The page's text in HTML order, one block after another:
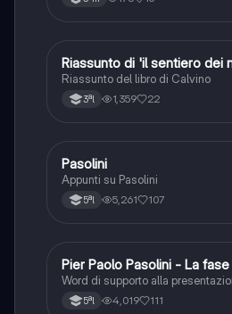
Italiano
Riassunto di 'il sentiero dei
Riassunto del libro di Calvino
3ªl 1,359 22
Italiano
Pasolini
Appunti su Pasolini
5ªl 5,261 107
Italiano
Pier Paolo Pasolini - La
Word di supporto alla
5ªl 4,019 111